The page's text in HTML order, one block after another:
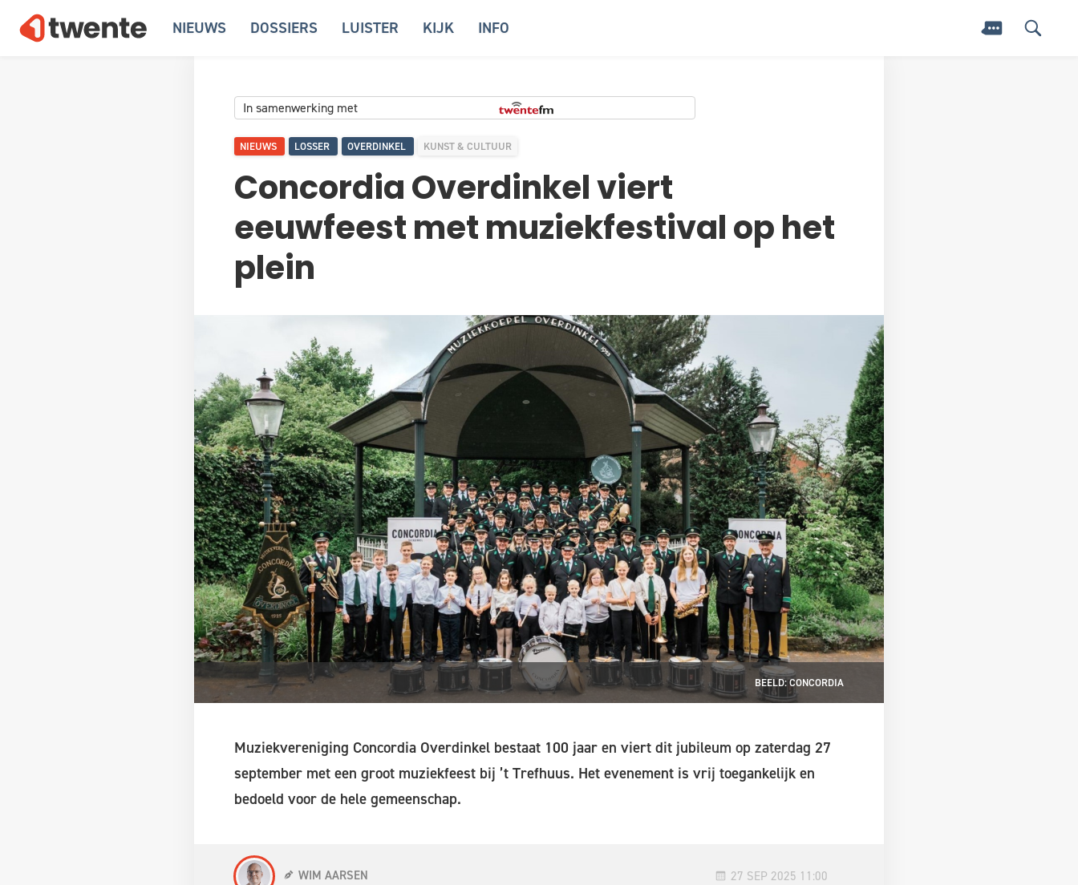
NIEUWS DOSSIERS LUISTER KIJK INFO
In samenwerking met
NIEUWS LOSSER OVERDINKEL KUNST & CULTUUR
Concordia Overdinkel viert
eeuwfeest met muziekfestival op het
plein
BEELD: CONCORDIA
Muziekvereniging Concordia Overdinkel bestaat 100 jaar en viert dit jubileum op zaterdag 27
september met een groot muziekfeest bij ’t Trefhuus. Het evenement is vrij toegankelijk en
bedoeld voor de hele gemeenschap.
WIM AARSEN 27 SEP 2025 11:00